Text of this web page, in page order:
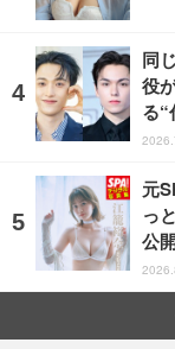
同
役
る“
元
っ
公